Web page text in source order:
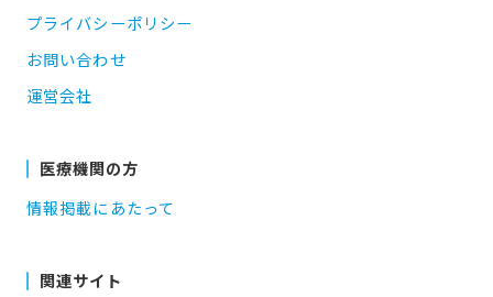
プライバシーポリシー
お問い合わせ
運営会社
医療機関の方
情報掲載にあたって
関連サイト